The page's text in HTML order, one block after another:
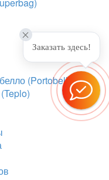
(Portobello)
Заказать здесь!